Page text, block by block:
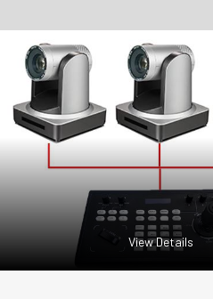
View Details